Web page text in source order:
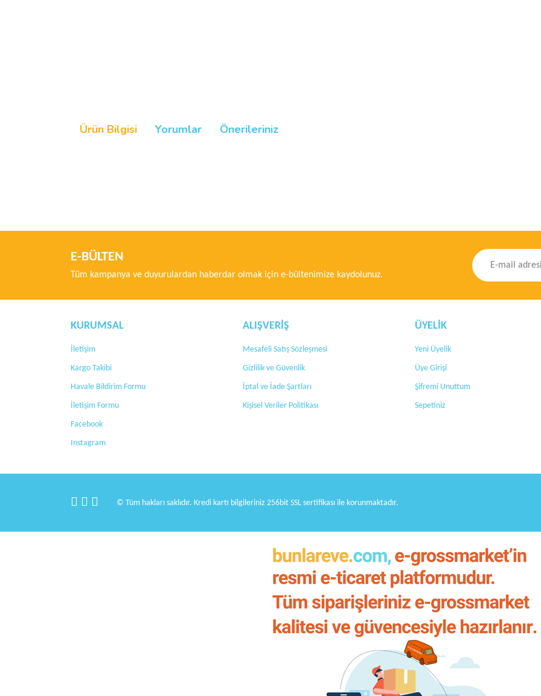
Ürün Bilgisi Yorumlar Önerileriniz
Ürün resmi kalitesiz, bozuk veya görüntülenemiyor.
Bu ürüne benzer farklı alternatifler olmalı.
E-BÜLTEN
Tüm kampanya ve duyurulardan haberdar olmak için e-bültenimize kaydolunuz.
KURUMSAL
İletişim
Kargo Takibi
Havale Bildirim Formu
İletişim Formu
Facebook
Instagram
ALIŞVERİŞ
Mesafeli Satış Sözleşmesi
Gizlilik ve Güvenlik
İptal ve İade Şartları
Kişisel Veriler Politikası
ÜYELİK
Yeni Üyelik
Üye Girişi
Şifremi Unuttum
Sepetiniz
© Tüm hakları saklıdır. Kredi kartı bilgileriniz 256bit SSL sertifikası ile korunmaktadır.